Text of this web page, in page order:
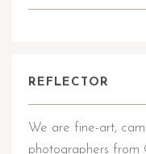
REFLECTOR
We are fine-art,
photographers from